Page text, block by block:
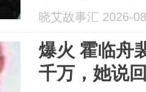
包，你快打
晓艾故事汇 2026-
爆火 霍临舟
千万，她说